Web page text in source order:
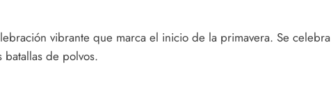
vibrante que marca el inicio de la primavera. Se celebra
de polvos.